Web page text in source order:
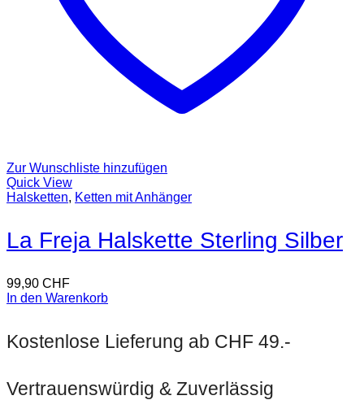
Zur Wunschliste hinzufügen
Quick View
Halsketten, Ketten mit Anhänger
La Freja Halskette Sterling Silber
99,90 CHF
In den Warenkorb
Kostenlose Lieferung ab CHF 49.-
Vertrauenswürdig & Zuverlässig